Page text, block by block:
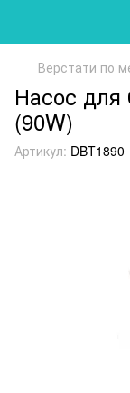
Верстати по
Насос
(90W)
Артикул: DBT1890